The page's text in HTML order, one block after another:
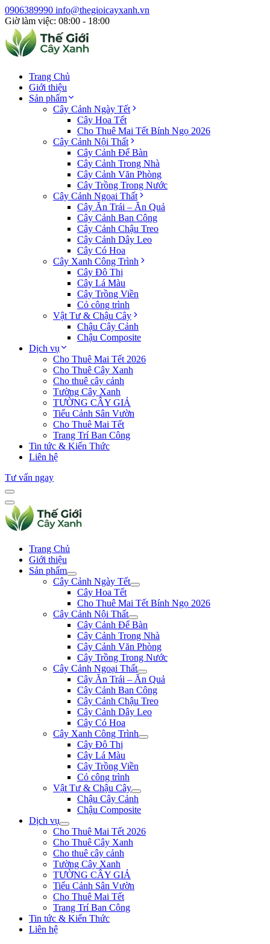
0906389990 info@thegioicayxanh.vn
Giờ làm việc: 08:00 - 18:00
Trang Chủ
Giới thiệu
Sản phẩm
Cây Cảnh Ngày Tết
Cây Hoa Tết
Cho Thuê Mai Tết Bính Ngọ 2026
Cây Cảnh Nội Thất
Cây Cảnh Để Bàn
Cây Cảnh Trong Nhà
Cây Cảnh Văn Phòng
Cây Trồng Trong Nước
Cây Cảnh Ngoại Thất
Cây Ăn Trái – Ăn Quả
Cây Cảnh Ban Công
Cây Cảnh Chậu Treo
Cây Cảnh Dây Leo
Cây Có Hoa
Cây Xanh Công Trình
Cây Đô Thị
Cây Lá Màu
Cây Trồng Viền
Cỏ công trình
Vật Tư & Chậu Cây
Chậu Cây Cảnh
Chậu Composite
Dịch vụ
Cho Thuê Mai Tết 2026
Cho Thuê Cây Xanh
Cho thuê cây cảnh
Tường Cây Xanh
TƯỜNG CÂY GIẢ
Tiểu Cảnh Sân Vườn
Cho Thuê Mai Tết
Trang Trí Ban Công
Tin tức & Kiến Thức
Liên hệ
Tư vấn ngay
Trang Chủ
Giới thiệu
Sản phẩm
Cây Cảnh Ngày Tết
Cây Hoa Tết
Cho Thuê Mai Tết Bính Ngọ 2026
Cây Cảnh Nội Thất
Cây Cảnh Để Bàn
Cây Cảnh Trong Nhà
Cây Cảnh Văn Phòng
Cây Trồng Trong Nước
Cây Cảnh Ngoại Thất
Cây Ăn Trái – Ăn Quả
Cây Cảnh Ban Công
Cây Cảnh Chậu Treo
Cây Cảnh Dây Leo
Cây Có Hoa
Cây Xanh Công Trình
Cây Đô Thị
Cây Lá Màu
Cây Trồng Viền
Cỏ công trình
Vật Tư & Chậu Cây
Chậu Cây Cảnh
Chậu Composite
Dịch vụ
Cho Thuê Mai Tết 2026
Cho Thuê Cây Xanh
Cho thuê cây cảnh
Tường Cây Xanh
TƯỜNG CÂY GIẢ
Tiểu Cảnh Sân Vườn
Cho Thuê Mai Tết
Trang Trí Ban Công
Tin tức & Kiến Thức
Liên hệ